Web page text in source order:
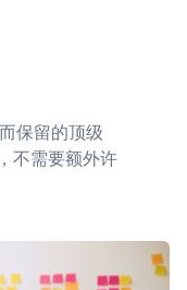
保留的顶级
不需要额外许